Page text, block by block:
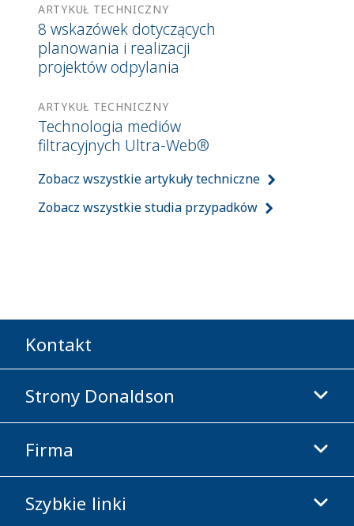
ARTYKUŁ TECHNICZNY
8 wskazówek dotyczących
planowania i realizacji
projektów odpylania
ARTYKUŁ TECHNICZNY
Technologia mediów
filtracyjnych Ultra-Web®
Zobacz wszystkie artykuły techniczne
Zobacz wszystkie studia przypadków
Kontakt
Strony Donaldson
Donaldson Life Sciences
Sklep Donaldson
Firma
Informacje o firmie
Szybkie linki